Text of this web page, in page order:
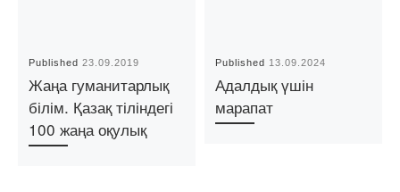
Published23.09.2019
Жаңа гуманитарлық
білім. Қазақ тіліндегі
100 жаңа оқулық
Published 13.09.2024
Адалдық үшін
марапат